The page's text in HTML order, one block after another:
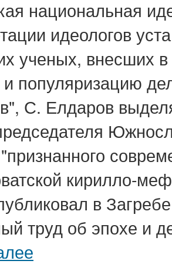
национальная
идеологов
ученых, внесших
и популяризацию
С. Елдаров
кирилло-
в
труд об эпохе и